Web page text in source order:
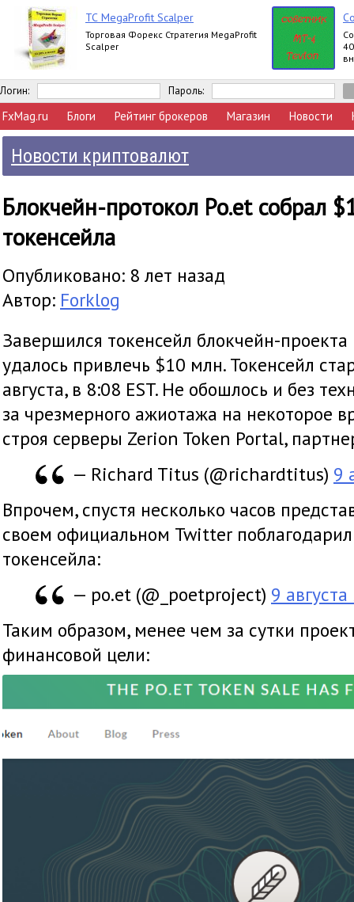
ТС MegaProfit Scalper
Торговая Форекс Стратегия MegaProfit
Scalper
Логин: Пароль:
FxMag.ru Блоги Рейтинг брокеров Магазин Новости
Новости криптовалют
Блокчейн-протокол Po.et собрал
токенсейла
Опубликовано: 8 лет назад
Автор: Forklog
Завершился токенсейл блокчейн-проекта
удалось привлечь $10 млн. Токенсейл
августа, в 8:08 EST. Не обошлось и без
за чрезмерного ажиотажа на некоторое
строя серверы Zerion Token Portal,
— Richard Titus (@richardtitus) 9
Впрочем, спустя несколько часов
своем официальном Twitter
токенсейла:
— po.et (@_poetproject) 9
Таким образом, менее чем за сутки
финансовой цели: